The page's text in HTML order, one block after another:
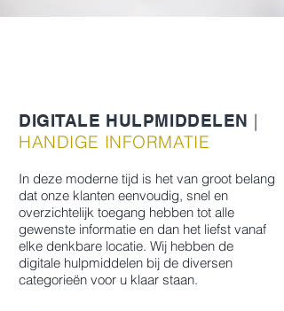
DIGITALE HULPMIDDELEN |
HANDIGE INFORMATIE
In deze moderne tijd is het van groot belang
dat onze klanten eenvoudig, snel en
overzichtelijk toegang hebben tot alle
gewenste informatie en dan het liefst vanaf
elke denkbare locatie. Wij hebben de
digitale hulpmiddelen bij de diversen
categorieën voor u klaar staan.